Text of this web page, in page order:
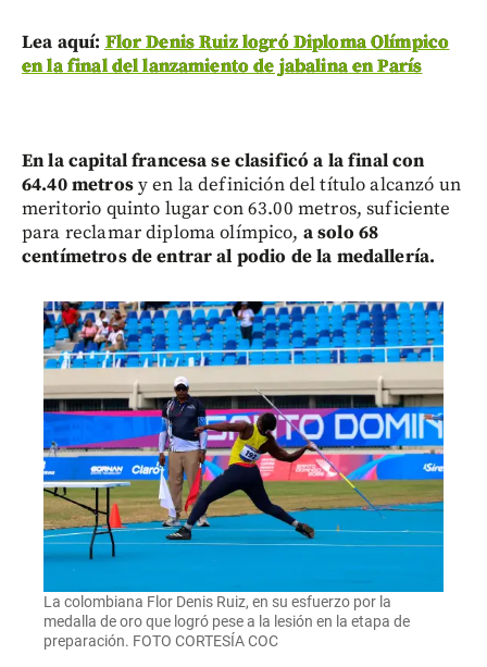
Lea aquí: Flor Denis Ruiz logró Diploma Olímpico
en la final del lanzamiento de jabalina en París
En la capital francesa se clasificó a la final con
64.40 metrosy en la definición del título alcanzó un
meritorio quinto lugar con 63.00 metros, suficiente
para reclamar diploma olímpico, a solo 68
centímetros de entrar al podio de la medallería.
La colombiana Flor Denis Ruiz, en su esfuerzo por la
medalla de oro que logró pese a la lesión en la etapa de
preparación. FOTO CORTESÍA COC